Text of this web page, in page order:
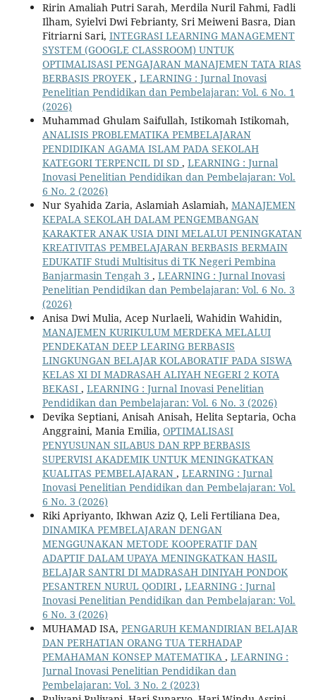
Ririn Amaliah Putri Sarah, Merdila Nuril Fahmi, Fadli
Ilham, Syielvi Dwi Febrianty, Sri Meiweni Basra, Dian
Fitriarni Sari, INTEGRASI LEARNING MANAGEMENT
SYSTEM (GOOGLE CLASSROOM) UNTUK
OPTIMALISASI PENGAJARAN MANAJEMEN TATA RIAS
BERBASIS PROYEK , LEARNING : Jurnal Inovasi
Penelitian Pendidikan dan Pembelajaran: Vol. 6 No. 1
(2026)
Muhammad Ghulam Saifullah, Istikomah Istikomah,
ANALISIS PROBLEMATIKA PEMBELAJARAN
PENDIDIKAN AGAMA ISLAM PADA SEKOLAH
KATEGORI TERPENCIL DI SD , LEARNING : Jurnal
Inovasi Penelitian Pendidikan dan Pembelajaran: Vol.
6 No. 2 (2026)
Nur Syahida Zaria, Aslamiah Aslamiah, MANAJEMEN
KEPALA SEKOLAH DALAM PENGEMBANGAN
KARAKTER ANAK USIA DINI MELALUI PENINGKATAN
KREATIVITAS PEMBELAJARAN BERBASIS BERMAIN
EDUKATIF Studi Multisitus di TK Negeri Pembina
Banjarmasin Tengah 3 , LEARNING : Jurnal Inovasi
Penelitian Pendidikan dan Pembelajaran: Vol. 6 No. 3
(2026)
Anisa Dwi Mulia, Acep Nurlaeli, Wahidin Wahidin,
MANAJEMEN KURIKULUM MERDEKA MELALUI
PENDEKATAN DEEP LEARING BERBASIS
LINGKUNGAN BELAJAR KOLABORATIF PADA SISWA
KELAS XI DI MADRASAH ALIYAH NEGERI 2 KOTA
BEKASI , LEARNING : Jurnal Inovasi Penelitian
Pendidikan dan Pembelajaran: Vol. 6 No. 3 (2026)
Devika Septiani, Anisah Anisah, Helita Septaria, Ocha
Anggraini, Mania Emilia, OPTIMALISASI
PENYUSUNAN SILABUS DAN RPP BERBASIS
SUPERVISI AKADEMIK UNTUK MENINGKATKAN
KUALITAS PEMBELAJARAN , LEARNING : Jurnal
Inovasi Penelitian Pendidikan dan Pembelajaran: Vol.
6 No. 3 (2026)
Riki Apriyanto, Ikhwan Aziz Q, Leli Fertiliana Dea,
DINAMIKA PEMBELAJARAN DENGAN
MENGGUNAKAN METODE KOOPERATIF DAN
ADAPTIF DALAM UPAYA MENINGKATKAN HASIL
BELAJAR SANTRI DI MADRASAH DINIYAH PONDOK
PESANTREN NURUL QODIRI , LEARNING : Jurnal
Inovasi Penelitian Pendidikan dan Pembelajaran: Vol.
6 No. 3 (2026)
MUHAMAD ISA, PENGARUH KEMANDIRIAN BELAJAR
DAN PERHATIAN ORANG TUA TERHADAP
PEMAHAMAN KONSEP MATEMATIKA , LEARNING :
Jurnal Inovasi Penelitian Pendidikan dan
Pembelajaran: Vol. 3 No. 2 (2023)